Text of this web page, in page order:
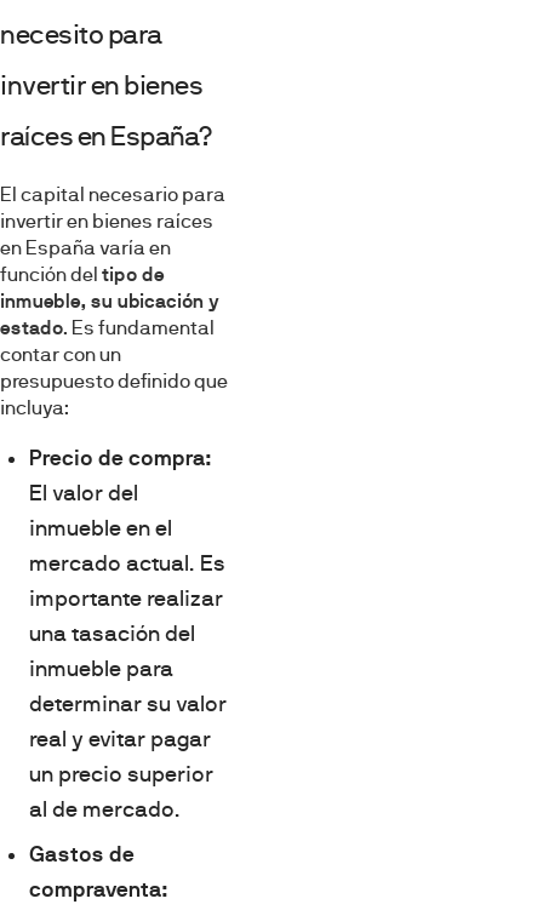
necesito para
invertir en bienes
raíces en España?
El capital necesario para
invertir en bienes raíces
en España varía en
función del tipo de
inmueble, su ubicación y
estado. Es fundamental
contar con un
presupuesto definido que
incluya:
Precio de compra:
El valor del
inmueble en el
mercado actual. Es
importante realizar
una tasación del
inmueble para
determinar su valor
real y evitar pagar
un precio superior
al de mercado.
Gastos de
compraventa: